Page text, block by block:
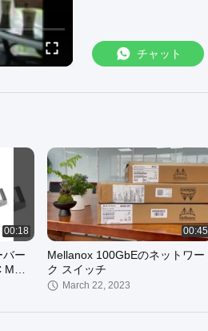
チャット
00:18
バー
ル
00:45
Mellanox 100GbEのネットワー
ク スイッチ
March 22, 2023